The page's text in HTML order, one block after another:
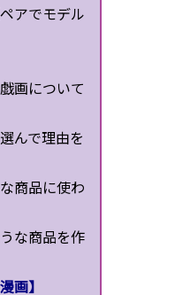
アでモデル
画について
んで理由を
商品に使わ
商品を作
画】